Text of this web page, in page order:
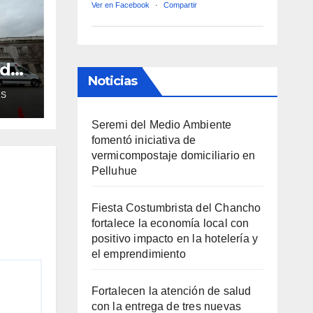
Ver en Facebook · Compartir
Noticias
Seremi del Medio Ambiente
fomentó iniciativa de
vermicompostaje domiciliario en
Pelluhue
Fiesta Costumbrista del Chancho
fortalece la economía local con
positivo impacto en la hotelería y
el emprendimiento
Fortalecen la atención de salud
con la entrega de tres nuevas